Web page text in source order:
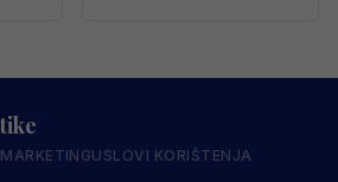
MARKETINGUSLOVI KORIŠTENJA